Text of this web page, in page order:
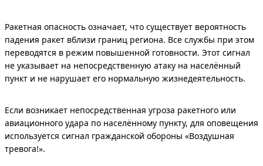
Ракетная опасность означает, что существует вероятность
падения ракет вблизи границ региона. Все службы при этом
переводятся в режим повышенной готовности. Этот сигнал
не указывает на непосредственную атаку на населённый
пункт и не нарушает его нормальную жизнедеятельность.
Если возникает непосредственная угроза ракетного или
авиационного удара по населённому пункту, для оповещения
используется сигнал гражданской обороны «Воздушная
тревога!».